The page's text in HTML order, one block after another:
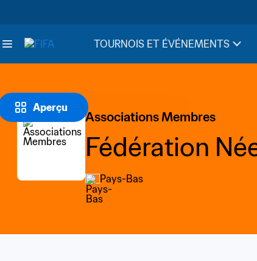
TOURNOIS ET ÉVÉNEMENTS
Aperçu
Associations Membres
Fédération
Pays-Bas